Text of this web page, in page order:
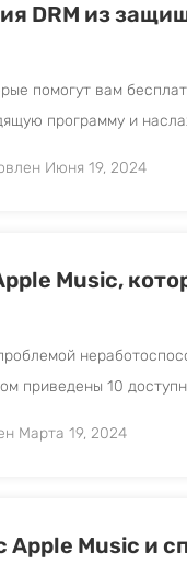
DRM из
помогут вам
программу и
Июня 19, 2024
Music,
приведены 10
Марта 19, 2024
Apple Music и